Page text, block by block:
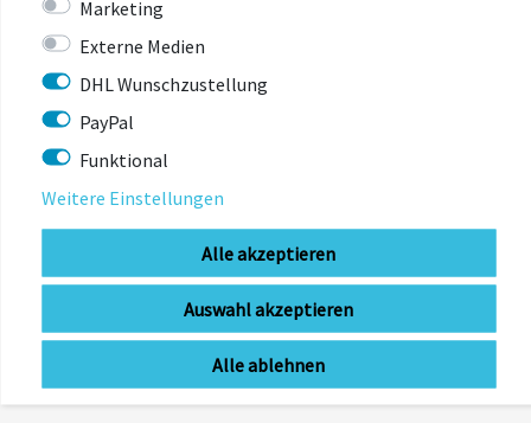
SwissStop Bremsbeläge Disc 33 E
Marketing
Externe Medien
DHL Wunschzustellung
PayPal
Funktional
Weitere Einstellungen
Alle akzeptieren
Auswahl akzeptieren
Alle ablehnen